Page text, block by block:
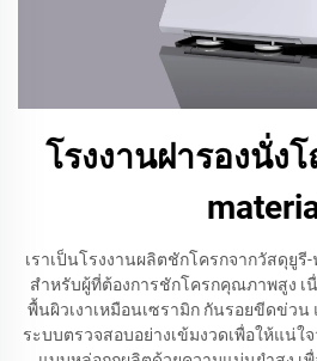
โรงงานฝารองนั่
เราเป็นโรงงานผลิตชักโครกจากวัสดุยูรี
สำหรับผู้ที่ต้องการชักโครกคุณภาพสูง เ
พื้นผิวเงาเหมือนเซรามิก กันรอยขีดข่วน
ระบบตรวจสอบอย่างเข้มงวดเพื่อให้แน่